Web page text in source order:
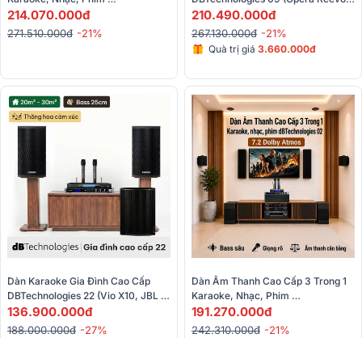
DBTechnologies 03 (IS26T, IS25T,
214.070.000đ
271.510.000đ -21%
210, Yamaha DM3, Baiervires
9800, VIO S115, Bksound M8)
210.490.000đ
267.130.000đ -21%
Quà trị giá 3.660.000đ
Dàn Karaoke Gia Đình Cao Cấp
DBTechnologies 22 (Vio X10, JBL
KX190, Sub615, Baiervires
BS9800)
136.900.000đ
188.000.000đ -27%
Dàn Âm Thanh Cao Cấp 3 Trong 1
Karaoke, Nhạc, Phim
DBTechnologies 02 (IS25T, IS4T,
IS6C, AVR-X2900H,…)
191.270.000đ
242.310.000đ -21%